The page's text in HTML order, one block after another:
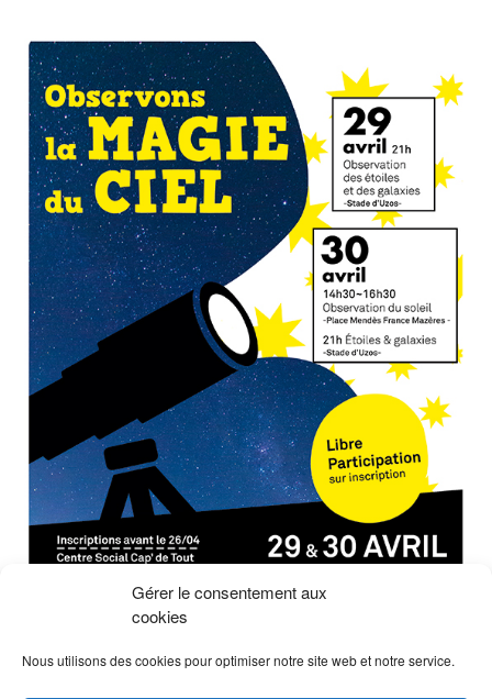
Gérer le consentement aux
cookies
Nous utilisons des cookies pour optimiser notre site web et notre service.